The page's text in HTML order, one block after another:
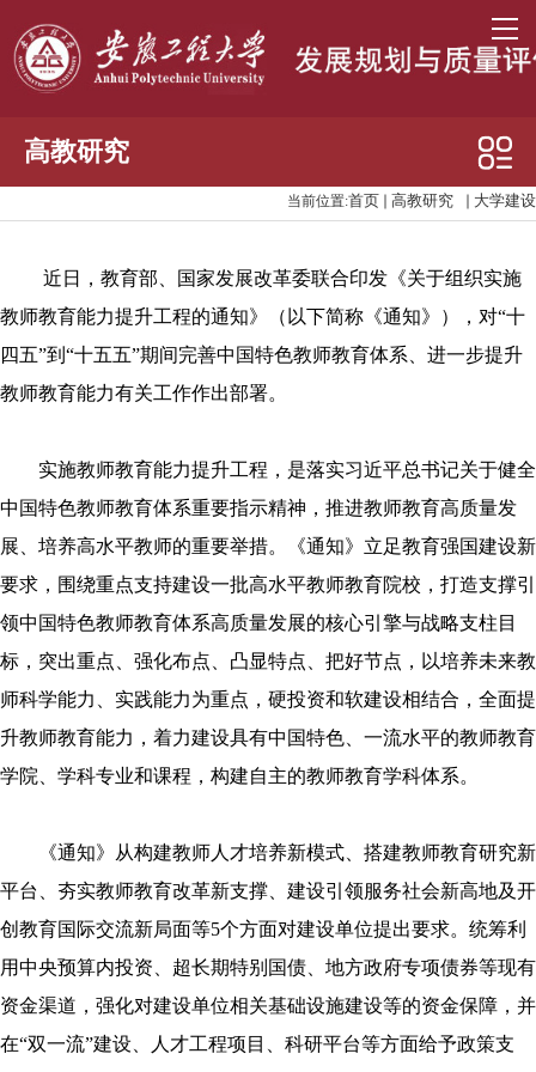
高教研究
章程建设
高水平大学建设
高教项目
当前位置:首页 高教研究 大学建设
近日，教育部、国家发展改革委联合印发《关于组织实施
教师教育能力提升工程的通知》（以下简称《通知》），对“十
四五”到“十五五”期间完善中国特色教师教育体系、进一步提升
教师教育能力有关工作作出部署。
实施教师教育能力提升工程，是落实习近平总书记关于健全
中国特色教师教育体系重要指示精神，推进教师教育高质量发
展、培养高水平教师的重要举措。《通知》立足教育强国建设新
要求，围绕重点支持建设一批高水平教师教育院校，打造支撑引
领中国特色教师教育体系高质量发展的核心引擎与战略支柱目
标，突出重点、强化布点、凸显特点、把好节点，以培养未来教
师科学能力、实践能力为重点，硬投资和软建设相结合，全面提
升教师教育能力，着力建设具有中国特色、一流水平的教师教育
学院、学科专业和课程，构建自主的教师教育学科体系。
《通知》从构建教师人才培养新模式、搭建教师教育研究新
平台、夯实教师教育改革新支撑、建设引领服务社会新高地及开
创教育国际交流新局面等5个方面对建设单位提出要求。统筹利
用中央预算内投资、超长期特别国债、地方政府专项债券等现有
资金渠道，强化对建设单位相关基础设施建设等的资金保障，并
在“双一流”建设、人才工程项目、科研平台等方面给予政策支